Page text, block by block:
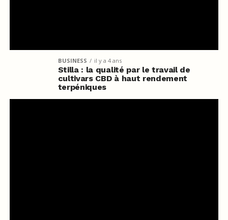
BUSINESS il y a 4 ans
Stilla : la qualité par le travail de
cultivars CBD à haut rendement
terpéniques